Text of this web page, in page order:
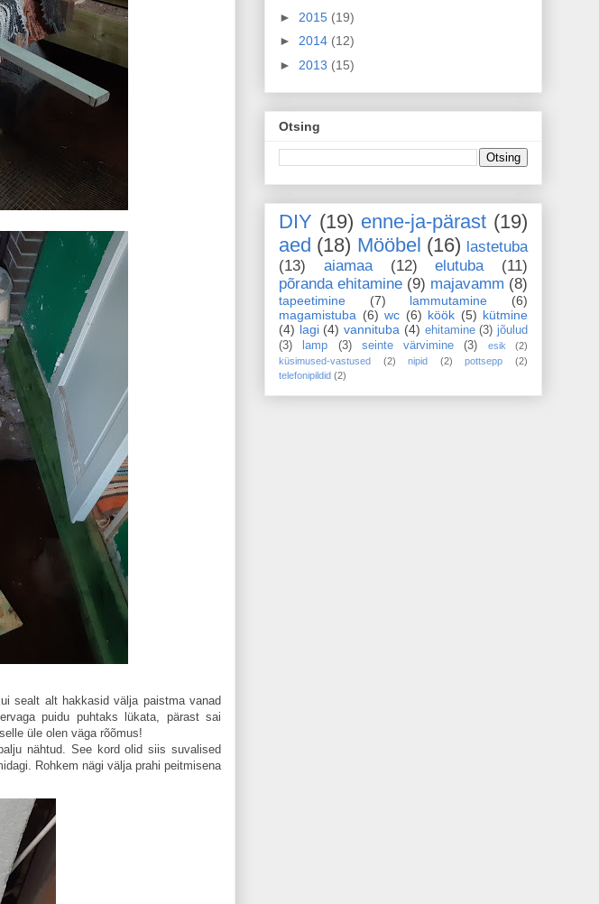
sealt alt hakkasid välja paistma vanad
puidu puhtaks lükata, pärast sai
üle olen väga rõõmus!
nähtud. See kord olid siis suvalised
Rohkem nägi välja prahi peitmisena
► 2015 (19)
► 2014 (12)
► 2013 (15)
Otsing
DIY (19) enne-ja-pärast (19)
aed (18) Mööbel (16) lastetuba
(13)
aiamaa (12) elutuba
(11)
põranda ehitamine (9) majavamm (8)
tapeetimine (7) lammutamine
(6)
magamistuba (6) wc (6) köök (5) kütmine
(4) lagi (4) vannituba (4) ehitamine (3) jõulud
(3)
lamp (3) seinte värvimine (3) esik
(2)
küsimused-vastused
(2) nipid (2) pottsepp
(2)
telefonipildid (2)